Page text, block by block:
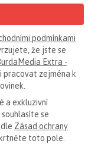
podmínkami
že jste se
Extra -
pracovat zejména k
a exkluzivní
se
Zásad ochrany
toto pole.